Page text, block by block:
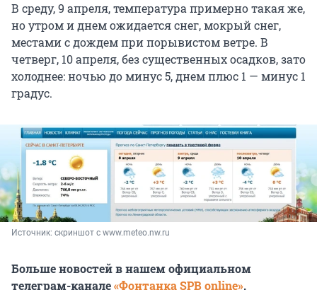
В среду, 9 апреля, температура примерно такая же,
но утром и днем ожидается снег, мокрый снег,
местами с дождем при порывистом ветре. В
четверг, 10 апреля, без существенных осадков, зато
холоднее: ночью до минус 5, днем плюс 1 — минус 1
градус.
Источник: скриншот с www.meteo.nw.ru
Больше новостей в нашем официальном
телеграм-канале«Фонтанка SPB online».